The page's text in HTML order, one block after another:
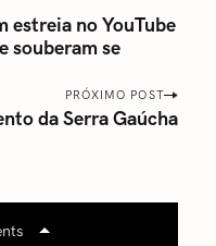
estreia no YouTube
souberam se
PRÓXIMO POST
da Serra Gaúcha